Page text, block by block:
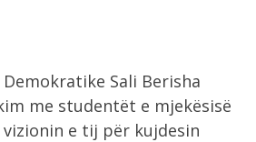
Sali Berisha
me studentët e mjekësisë
e tij për kujdesin